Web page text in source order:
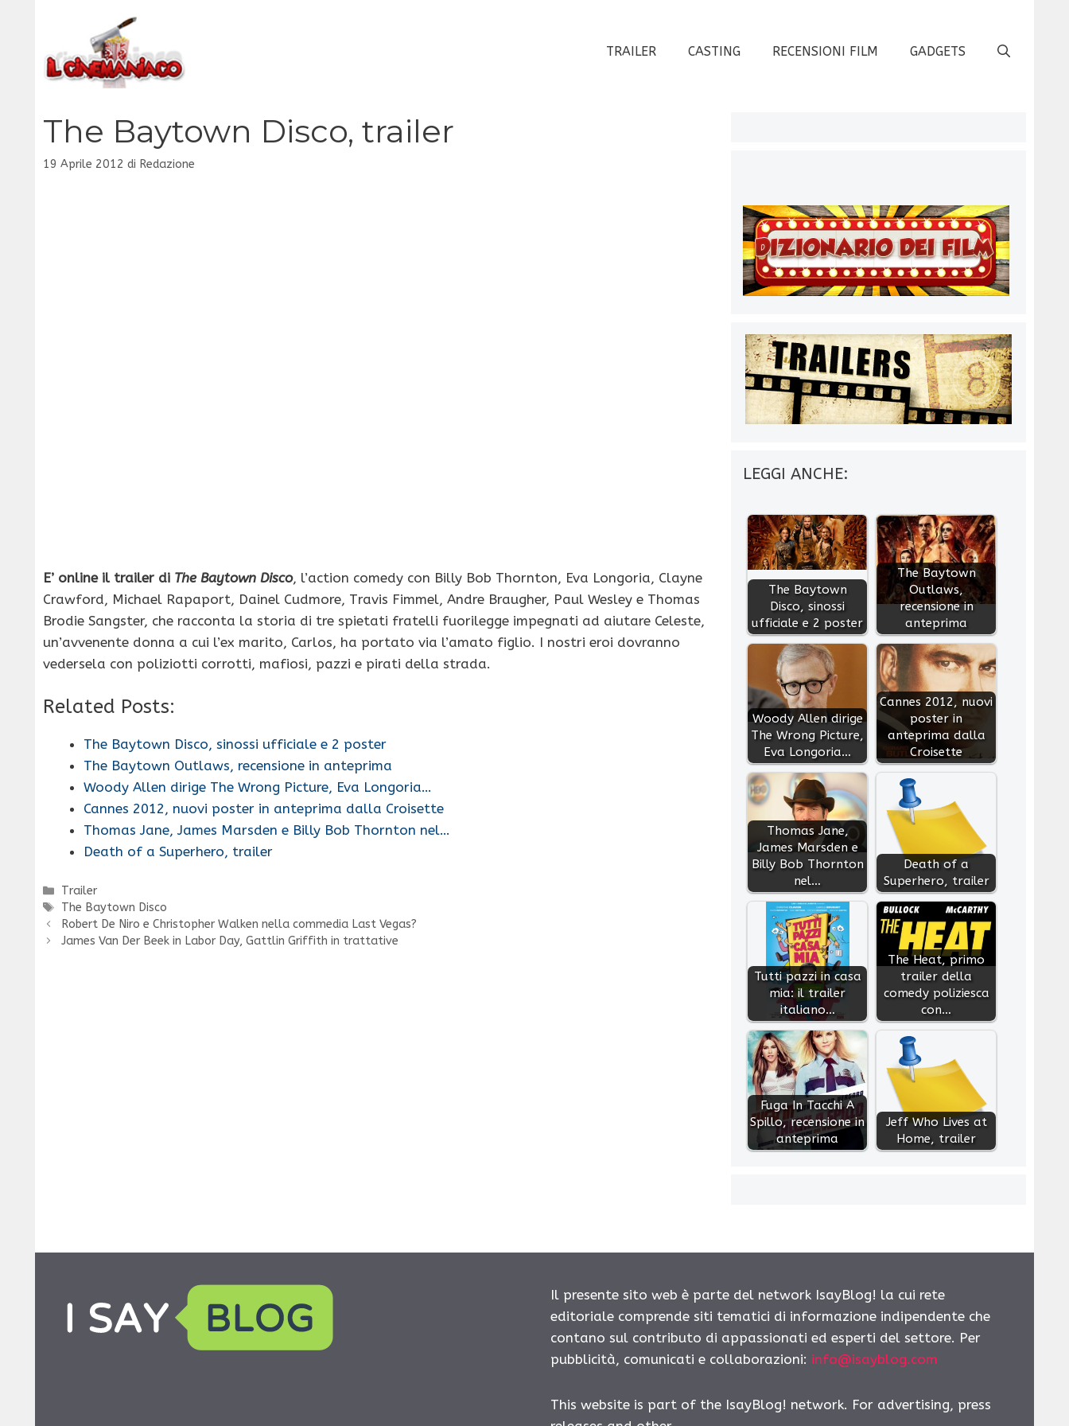
contenuto
TRAILER CASTING RECENSIONI FILM GADGETS
The Baytown Disco, trailer
19 Aprile 2012 di Redazione
E’ online il trailer di The Baytown Disco, l’action comedy con Billy Bob Thornton, Eva Longoria, Clayne
Crawford, Michael Rapaport, Dainel Cudmore, Travis Fimmel, Andre Braugher, Paul Wesley e Thomas
Brodie Sangster, che racconta la storia di tre spietati fratelli fuorilegge impegnati ad aiutare Celeste,
un’avvenente donna a cui l’ex marito, Carlos, ha portato via l’amato figlio. I nostri eroi dovranno
vedersela con poliziotti corrotti, mafiosi, pazzi e pirati della strada.
Related Posts:
The Baytown Disco, sinossi ufficiale e 2 poster
The Baytown Outlaws, recensione in anteprima
Woody Allen dirige The Wrong Picture, Eva Longoria…
Cannes 2012, nuovi poster in anteprima dalla Croisette
Thomas Jane, James Marsden e Billy Bob Thornton nel…
Death of a Superhero, trailer
Categorie
Trailer
Tag
The Baytown Disco
Robert De Niro e Christopher Walken nella commedia Last Vegas?
James Van Der Beek in Labor Day, Gattlin Griffith in trattative
LEGGI ANCHE:
The Baytown
Disco, sinossi
ufficiale e 2 poster
The Baytown
Outlaws,
recensione in
anteprima
Woody Allen dirige
The Wrong Picture,
Eva Longoria…
Cannes 2012, nuovi
poster in
anteprima dalla
Croisette
Thomas Jane,
James Marsden e
Billy Bob Thornton
nel…
Death of a
Superhero, trailer
Tutti pazzi in casa
mia: il trailer
italiano…
The Heat, primo
trailer della
comedy poliziesca
con…
Fuga In Tacchi A
Spillo, recensione in
anteprima
Jeff Who Lives at
Home, trailer
Il presente sito web è parte del network IsayBlog! la cui rete
editoriale comprende siti tematici di informazione indipendente che
contano sul contributo di appassionati ed esperti del settore. Per
pubblicità, comunicati e collaborazioni: info@isayblog.com
This website is part of the IsayBlog! network. For advertising, press